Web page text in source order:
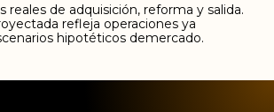
reales de adquisición, reforma y salida.
refleja operaciones ya
hipotéticos demercado.